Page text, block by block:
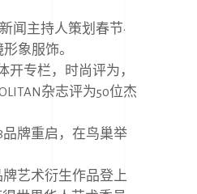
闻主持人策划春节·
象服饰。
开专栏，时尚评为，
杂志评为50位杰
品牌重启，在鸟巢举
牌艺术衍生作品登上